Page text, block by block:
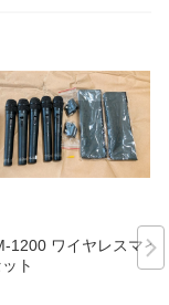
1200 ワイヤレスマイ
ト